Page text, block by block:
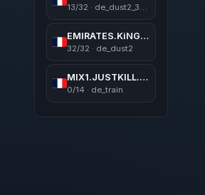
13/32 · de_dust2_3x3
EMIRATES.KiNGS 亗 GAMEAREA ||͇̿P͇̿U͇̿B͇̿L͇̿I͇̿C͇̿| ✪
32/32 · de_dust2
MIX1.JUSTKILL.RO | 5v5 MIX
0/14 · de_train